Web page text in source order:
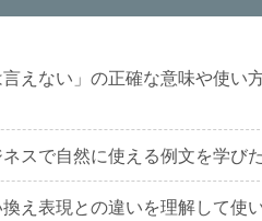
言えない」の正確な意味や使い
スで自然に使える例文を学び
え表現との違いを理解して使